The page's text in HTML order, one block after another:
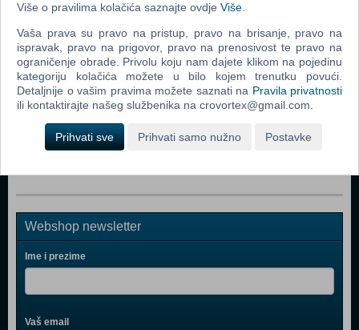
Shrek The Third (N) (PC)
Tomb Raider: Anniversary (PC)
Fahrenheit (N) (PC)
Dreamfall: The Longest Journey (PC)
Pirates Of The Caribbean: Legend Of Jack Sparrow (PC)
Secret Files Tunguska (PC)
Webshop newsletter
Ime i prezime
Vaš email
Više o pravilima kolačića saznajte ovdje Više
Vaša prava su pravo na pristup, pravo na brisanje, pravo na
ispravak, pravo na prigovor, pravo na prenosivost te pravo na
ograničenje obrade. Privolu koju nam dajete klikom na pojedinu
kategoriju kolačića možete u bilo kojem trenutku povući.
Detaljnije o vašim pravima možete saznati na Pravila privatnosti
ili kontaktirajte našeg službenika na crovortex@gmail.com.
Prihvati sve Prihvati samo nužno Postavke